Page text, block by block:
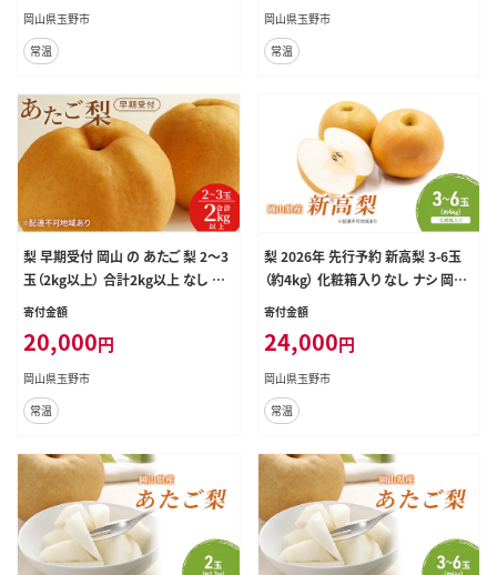
岡山県玉野市
常温
岡山県玉野市
常温
梨 早期受付 岡山 の あたご 梨 2～3
玉（2kg以上） 合計2kg以上 なし ナ
シ 岡山県産 国産 フルーツ 果物 ギ
以上 2キロ
寄付金額
20,000円
岡山県玉野市
常温
梨 2026年 先行予約 新高梨 3-6玉
（約4kg） 化粧箱入り なし ナシ 岡山
県産 国産 フルーツ 果物 ギフト
寄付金額
24,000円
岡山県玉野市
常温